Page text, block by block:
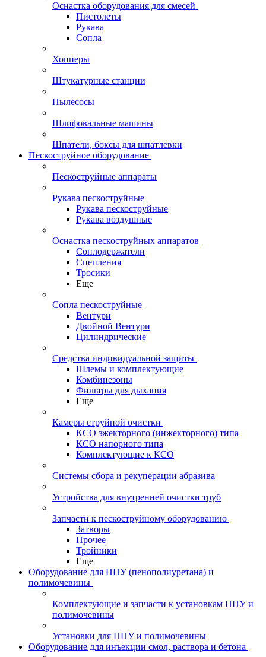
Оснастка оборудования для смесей
Пистолеты
Рукава
Сопла
Хопперы
Штукатурные станции
Пылесосы
Шлифовальные машины
Шпатели, боксы для шпатлевки
Пескоструйное оборудование
Пескоструйные аппараты
Рукава пескоструйные
Рукава пескоструйные
Рукава воздушные
Оснастка пескоструйных аппаратов
Соплодержатели
Сцепления
Тросики
Еще
Сопла пескоструйные
Вентури
Двойной Вентури
Цилиндрические
Средства индивидуальной защиты
Шлемы и комплектующие
Комбинезоны
Фильтры для дыхания
Еще
Камеры струйной очистки
КСО эжекторного (инжекторного) типа
КСО напорного типа
Комплектующие к КСО
Системы сбора и рекуперации абразива
Устройства для внутренней очистки труб
Запчасти к пескоструйному оборудованию
Затворы
Прочее
Тройники
Еще
Оборудование для ППУ (пенополиуретана) и
полимочевины
Комплектующие и запчасти к установкам ППУ и
полимочевины
Установки для ППУ и полимочевины
Оборудование для инъекции смол, раствора и бетона